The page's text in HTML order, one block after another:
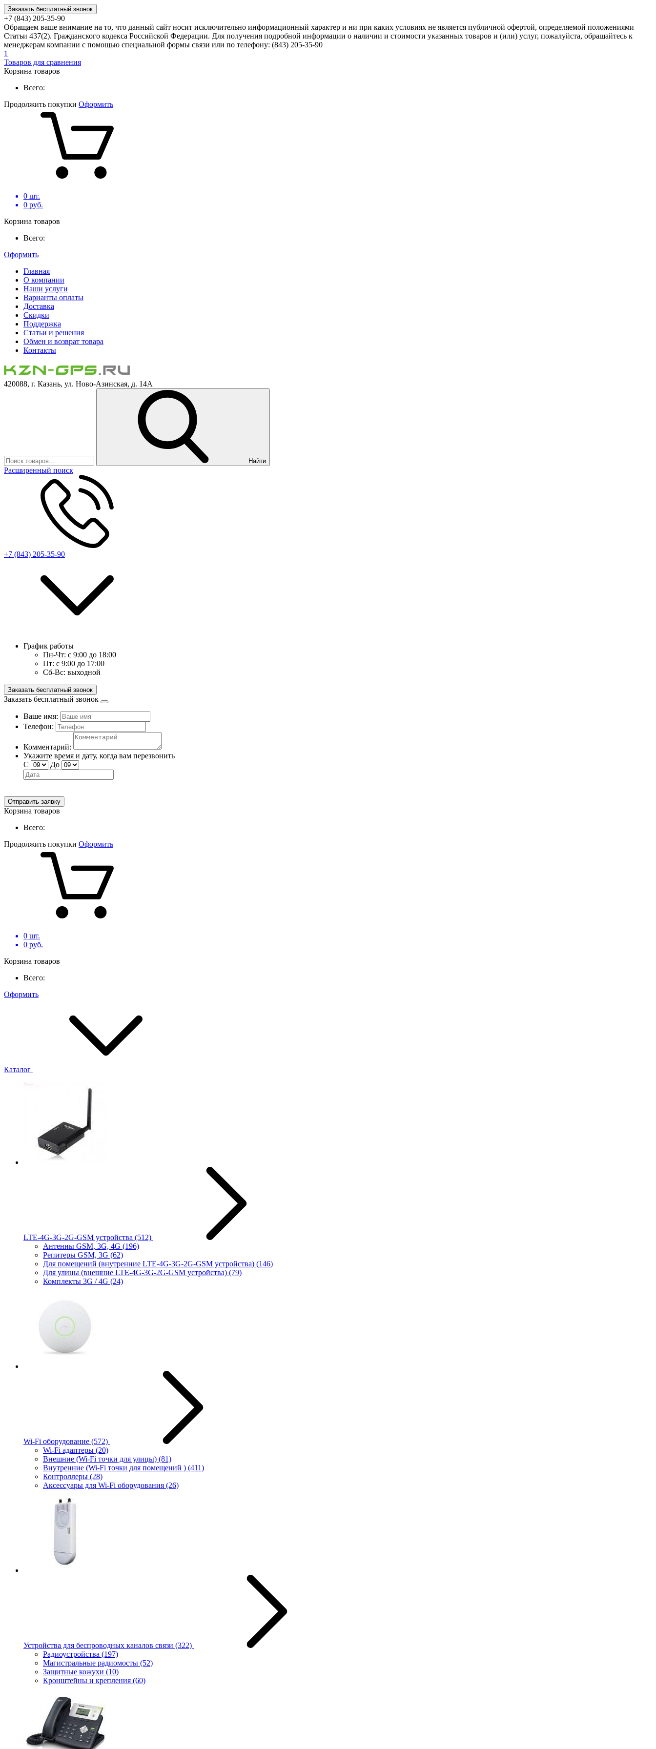
Заказать бесплатный звонок
+7 (843) 205-35-90
Обращаем ваше внимание на то, что данный сайт носит исключительно информационный характер и ни при каких условиях не является публичной офертой, определяемой положениями
Статьи 437(2). Гражданского кодекса Российской Федерации. Для получения подробной информации о наличии и стоимости указанных товаров и (или) услуг, пожалуйста, обращайтесь к
менеджерам компании с помощью специальной формы связи или по телефону: (843) 205-35-90
1
Товаров для сравнения
Корзина товаров
Всего:
Продолжить покупки Оформить
0 шт.
0 руб.
Корзина товаров
Всего:
Оформить
Главная
О компании
Наши услуги
Варианты оплаты
Доставка
Скидки
Поддержка
Статьи и решения
Обмен и возврат товара
Контакты
420088, г. Казань, ул. Ново-Азинская, д. 14А
Найти
Расширенный поиск
+7 (843) 205-35-90
График работы
Пн-Чт: с 9:00 до 18:00
Пт: с 9:00 до 17:00
Сб-Вс: выходной
Заказать бесплатный звонок
Заказать бесплатный звонок
Ваше имя:
Телефон:
Комментарий:
Укажите время и дату, когда вам перезвонить
С
До
Отправить заявку
Корзина товаров
Всего:
Продолжить покупки Оформить
0 шт.
0 руб.
Корзина товаров
Всего:
Оформить
Каталог
LTE-4G-3G-2G-GSM устройства (512)
Антенны GSM, 3G, 4G (196)
Репитеры GSM, 3G (62)
Для помещений (внутренние LTE-4G-3G-2G-GSM устройства) (146)
Для улицы (внешние LTE-4G-3G-2G-GSM устройства) (79)
Комплекты 3G / 4G (24)
Wi-Fi оборудование (572)
Wi-Fi адаптеры (20)
Внешние (Wi-Fi точки для улицы) (81)
Внутренние (Wi-Fi точки для помещений ) (411)
Контроллеры (28)
Аксессуары для Wi-Fi оборудования (26)
Устройства для беспроводных каналов связи (322)
Радиоустройства (197)
Магистральные радиомосты (52)
Защитные кожухи (10)
Кронштейны и крепления (60)